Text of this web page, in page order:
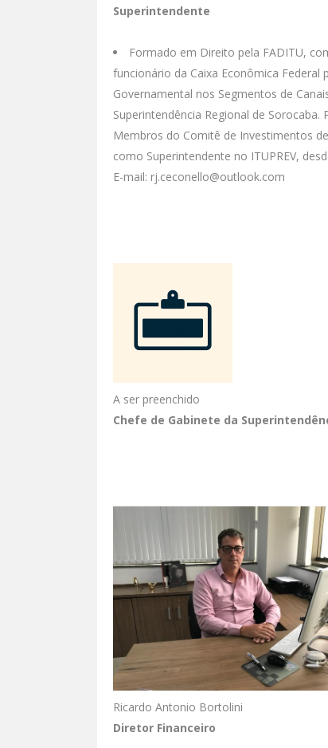
Superintendente
Formado em Direito pela FADITU,
funcionário da Caixa Econômica
Governamental nos Segmentos de
Superintendência Regional de
Membros do Comitê de Investimentos
como Superintendente no ITUPREV,
E-mail: rj.ceconello@outlook.com
A ser preenchido
Chefe de Gabinete da
Ricardo Antonio Bortolini
Diretor Financeiro